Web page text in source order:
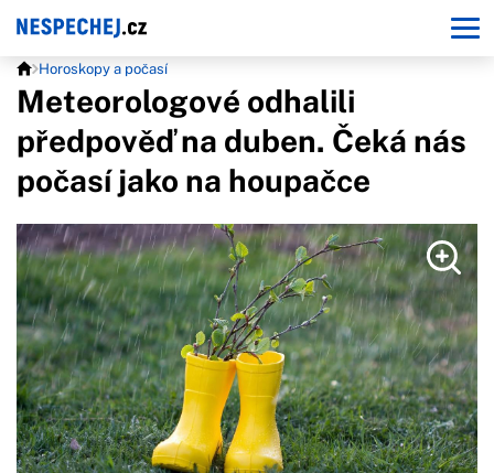
Horoskopy a počasí
Meteorologové odhalili
předpověď na duben. Čeká nás
počasí jako na houpačce